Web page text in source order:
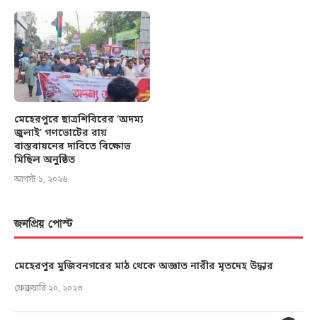
মেহেরপুরে ছাত্রশিবিরের ‘অদম্য
জুলাই’ গণভোটের রায়
বাস্তবায়নের দাবিতে বিক্ষোভ
মিছিল অনুষ্ঠিত
আগস্ট ১, ২০২৬
জনপ্রিয় পোস্ট
মেহেরপুর মুজিবনগরের মাঠ থেকে অজ্ঞাত নারীর মৃতদেহ উদ্ধার
ফেব্রুয়ারি ২০, ২০২৩